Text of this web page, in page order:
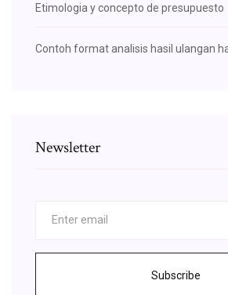
Etimologia y concepto de presupuesto
Contoh format analisis hasil ulangan
Newsletter
Subscribe